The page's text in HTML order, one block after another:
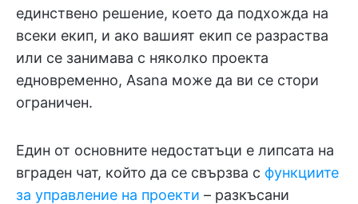
единствено решение, което да подхожда на
всеки екип, и ако вашият екип се разраства
или се занимава с няколко проекта
едновременно, Asana може да ви се стори
ограничен.
Един от основните недостатъци е липсата на
вграден чат, който да се свързва с функциите
за управление на проекти – разкъсани